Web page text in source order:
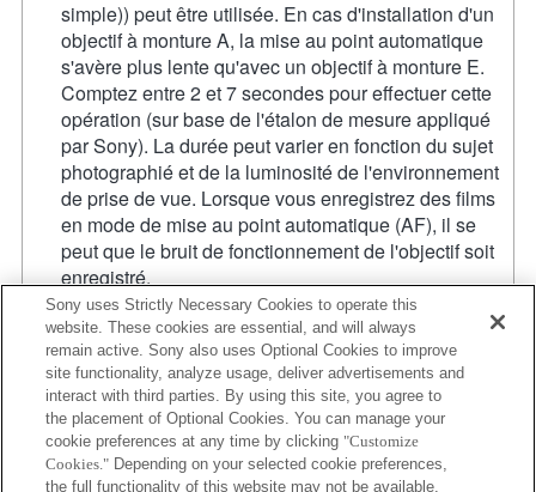
simple)) peut être utilisée. En cas d'installation d'un
objectif à monture A, la mise au point automatique
s'avère plus lente qu'avec un objectif à monture E.
Comptez entre 2 et 7 secondes pour effectuer cette
opération (sur base de l'étalon de mesure appliqué
par Sony). La durée peut varier en fonction du sujet
photographié et de la luminosité de l'environnement
de prise de vue. Lorsque vous enregistrez des films
en mode de mise au point automatique (AF), il se
peut que le bruit de fonctionnement de l'objectif soit
enregistré.
Si vous fixez l'objectif à monture A à l'aide de
l'adaptateur, la fonction d'aide à la mise au point
manuelle ne fonctionne pas automatiquement
lorsque vous tournez la bague de mise au point.
Vous pouvez agrandir l'image en sélectionnant la
fonction [Loupe mise pt] ou [Aide MF] sur n'importe
quelle touche de "Réglag. touche perso".
Sony uses Strictly Necessary Cookies to operate this
website. These cookies are essential, and will always
remain active. Sony also uses Optional Cookies to improve
site functionality, analyze usage, deliver advertisements and
interact with third parties. By using this site, you agree to
the placement of Optional Cookies. You can manage your
cookie preferences at any time by clicking "Customize
Cookies." Depending on your selected cookie preferences,
the full functionality of this website may not be available.